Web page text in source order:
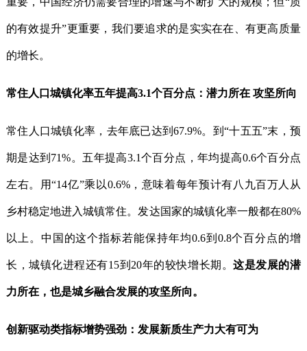
的有效提升”更重要，我们要追求的是实实在在、有更高质量
的增长。
常住人口城镇化率五年提高3.1个百分点：潜力所在 攻坚所向
常住人口城镇化率，去年底已达到67.9%。到“十五五”末，预
期是达到71%。五年提高3.1个百分点，年均提高0.6个百分点
左右。用“14亿”乘以0.6%，意味着每年预计有八九百万人从
乡村稳定地进入城镇常住。发达国家的城镇化率一般都在80%
以上。中国的这个指标若能保持年均0.6到0.8个百分点的增
长，城镇化进程还有15到20年的较快增长期。这是发展的潜
力所在，也是城乡融合发展的攻坚所向。
创新驱动类指标增势强劲：发展新质生产力大有可为